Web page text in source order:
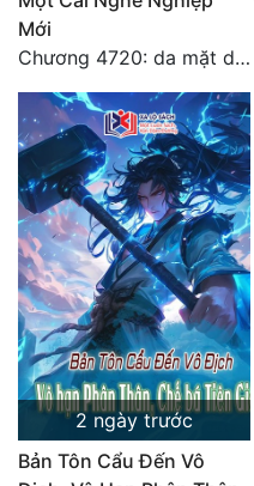
Mới
Chương 4720: da mặt dày
2 ngày trước
Bản Tôn Cẩu Đến Vô